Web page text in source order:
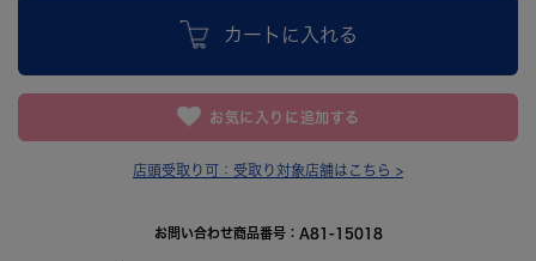
カートに入れる
お気に入りに追加する
店頭受取り可： 受取り対象店舗はこちら >
お問い合わせ商品番号： A81-15018